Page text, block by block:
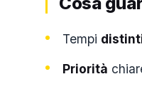
Tempi
Priorità